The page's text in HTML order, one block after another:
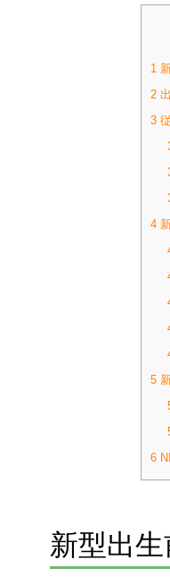
1新
2
3
4
5新
6
新型出